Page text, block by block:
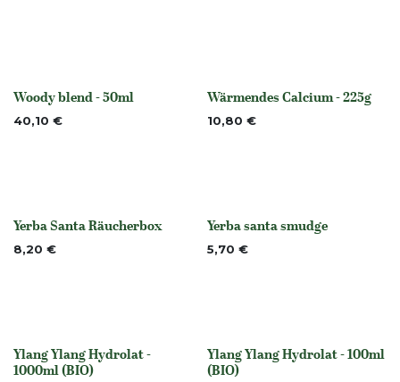
None
Woody blend - 50ml
40,10 € None
Wärmendes Calcium - 225g
10,80 €
None
Yerba Santa Räucherbox
8,20 € None
Yerba santa smudge
5,70 €
None
Ylang Ylang Hydrolat -
1000ml (BIO) None
Ylang Ylang Hydrolat - 100ml
(BIO)